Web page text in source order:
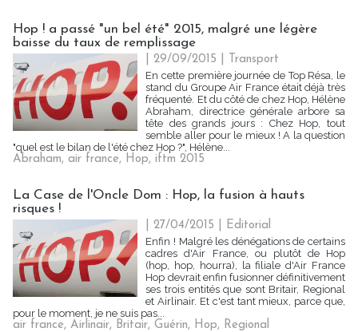
Hop ! a passé "un bel été" 2015, malgré une légère
baisse du taux de remplissage
| 29/09/2015
Transport
En cette première journée de Top Résa, le
stand du Groupe Air France était déjà très
fréquenté. Et du côté de chez Hop, Hélène
Abraham, directrice générale arbore sa
tête des grands jours : Chez Hop, tout
semble aller pour le mieux ! A la question
"quel est le bilan de l'été chez Hop ?", Hélène...
Abraham, air france, Hop, iftm 2015
La Case de l'Oncle Dom : Hop, la fusion à hauts
risques !
| 27/04/2015
Editorial
Enfin ! Malgré les dénégations de certains
cadres d'Air France, ou plutôt de Hop
(hop, hop, hourra), la filiale d'Air France
Hop devrait enfin fusionner définitivement
ses trois entités que sont Britair, Regional
et Airlinair. Et c'est tant mieux, parce que,
pour le moment, je ne suis pas...
air france, Airlinair, Britair, Guérin, Hop, Regional